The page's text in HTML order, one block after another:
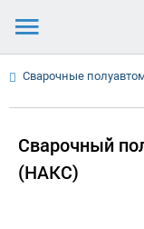
Сварочные
Сварочный
(НАКС)